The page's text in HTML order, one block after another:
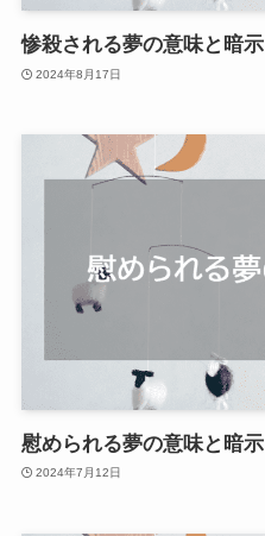
惨殺される夢の意味と暗示
2024年8月17日
慰められる夢の意味と暗示
2024年7月12日